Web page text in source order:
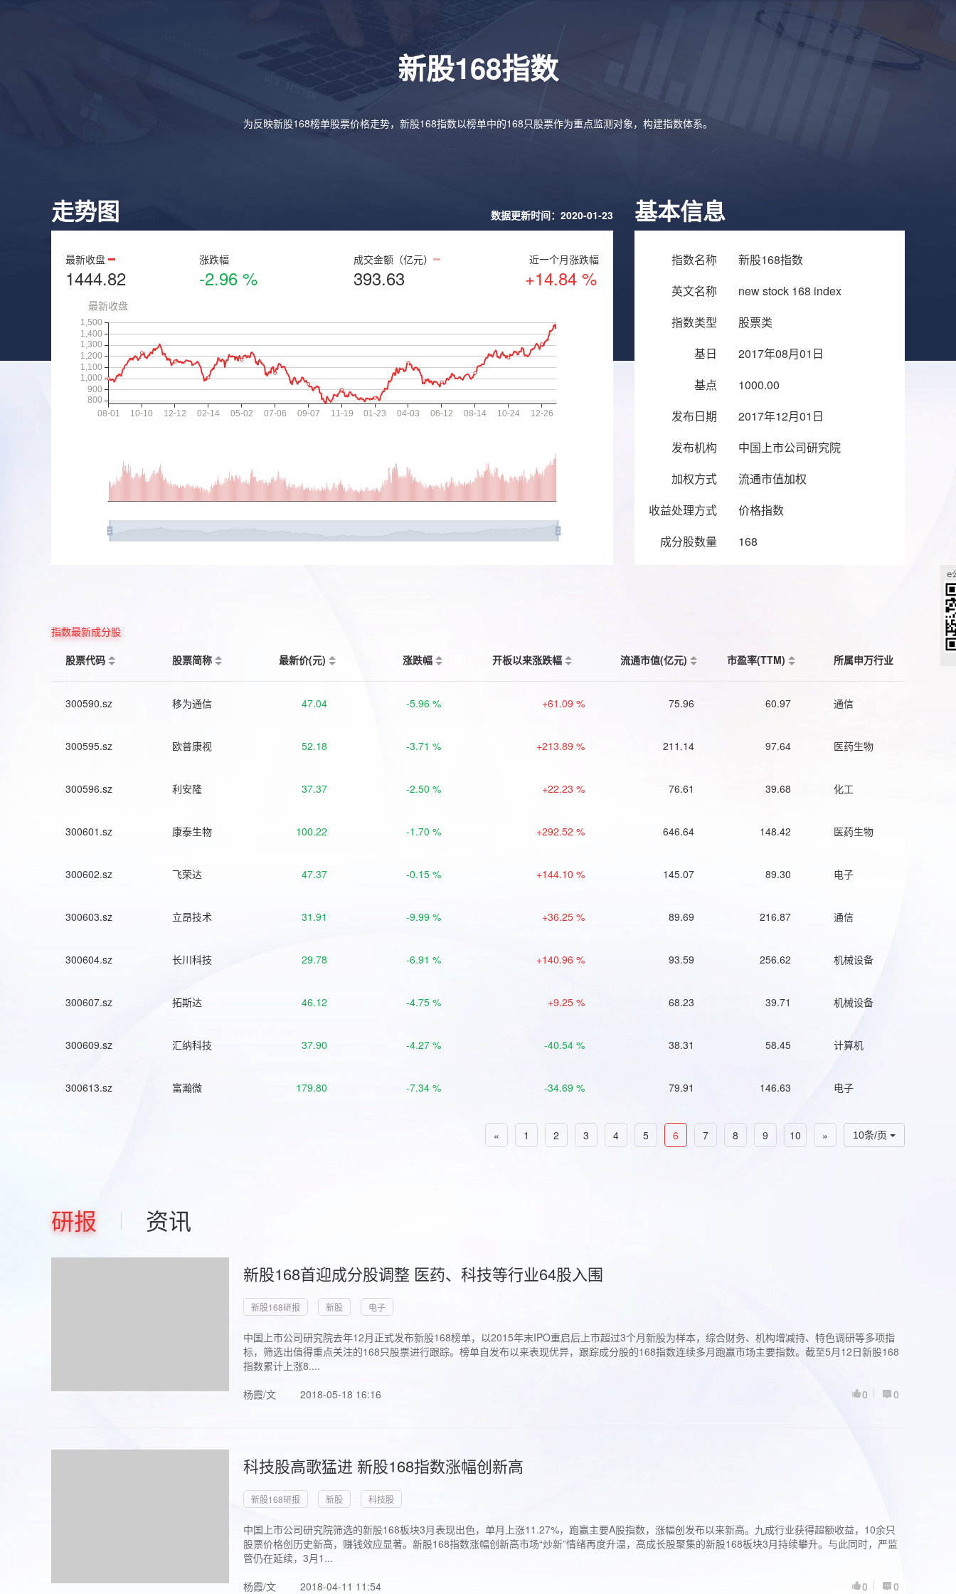
新股168指数
为反映新股168榜单股票价格走势，新股168指数以榜单中的168只股票作为重点监测对象，构建指数体系。
走势图 数据更新时间：2020-01-23
最新收盘
1444.82
涨跌幅
-2.96 %
成交金额（亿元）
393.63
近一个月涨跌幅
+14.84 %
基本信息
指数名称
新股168指数
英文名称
new stock 168 index
指数类型
股票类
基日
2017年08月01日
基点
1000.00
发布日期
2017年12月01日
发布机构
中国上市公司研究院
加权方式
流通市值加权
收益处理方式
价格指数
成分股数量
168
指数最新成分股
股票代码
股票简称 最新价(元) 涨跌幅 开板以来涨跌幅 流通市值(亿元) 市盈率(TTM) 所属申万行业
300590.sz 移为通信 47.04 -5.96 % +61.09 % 75.96 60.97 通信
300595.sz 欧普康视 52.18 -3.71 % +213.89 % 211.14 97.64 医药生物
300596.sz 利安隆 37.37 -2.50 % +22.23 % 76.61 39.68 化工
300601.sz 康泰生物 100.22 -1.70 % +292.52 % 646.64 148.42 医药生物
300602.sz 飞荣达 47.37 -0.15 % +144.10 % 145.07 89.30 电子
300603.sz 立昂技术 31.91 -9.99 % +36.25 % 89.69 216.87 通信
300604.sz 长川科技 29.78 -6.91 % +140.96 % 93.59 256.62 机械设备
300607.sz 拓斯达 46.12 -4.75 % +9.25 % 68.23 39.71 机械设备
300609.sz 汇纳科技 37.90 -4.27 % -40.54 % 38.31 58.45 计算机
300613.sz 富瀚微 179.80 -7.34 % -34.69 % 79.91 146.63 电子
10条/页
« 1 2 3 4 5 6 7 8 9 10 »
研报 资讯
新股168首迎成分股调整 医药、科技等行业64股入围
新股168研报 新股 电子
中国上市公司研究院去年12月正式发布新股168榜单，以2015年末IPO重启后上市超过3个月新股为样本，综合财务、机构增减持、特色调研等多项指
标，筛选出值得重点关注的168只股票进行跟踪。榜单自发布以来表现优异，跟踪成分股的168指数连续多月跑赢市场主要指数。截至5月12日新股168
指数累计上涨8....
杨霞/文
2018-05-18 16:16 0
0
科技股高歌猛进 新股168指数涨幅创新高
新股168研报 新股 科技股
中国上市公司研究院筛选的新股168板块3月表现出色，单月上涨11.27%，跑赢主要A股指数，涨幅创发布以来新高。九成行业获得超额收益，10余只
股票价格创历史新高，赚钱效应显著。新股168指数涨幅创新高市场“炒新”情绪再度升温，高成长股聚集的新股168板块3月持续攀升。与此同时，严监
管仍在延续，3月1...
杨霞/文
2018-04-11 11:54 0
0